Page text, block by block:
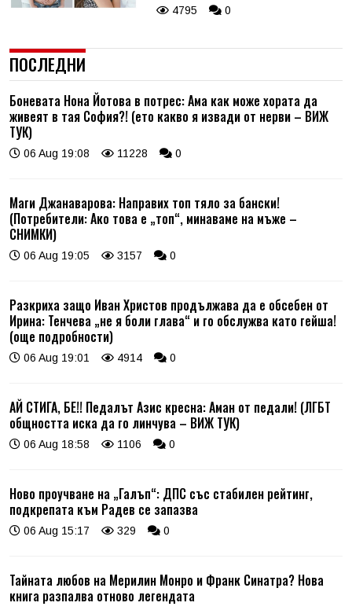
4795 0
ПОСЛЕДНИ
Боневата Нона Йотова в потрес: Ама как може хората да
живеят в тая София?! (ето какво я извади от нерви – ВИЖ
ТУК)
06 Aug 19:08 11228 0
Маги Джанаварова: Направих топ тяло за бански!
(Потребители: Ако това е „топ“, минаваме на мъже –
СНИМКИ)
06 Aug 19:05 3157 0
Разкриха защо Иван Христов продължава да е обсебен от
Ирина: Тенчева „не я боли глава“ и го обслужва като гейша!
(още подробности)
06 Aug 19:01 4914 0
АЙ СТИГА, БЕ!! Педалът Азис кресна: Аман от педали! (ЛГБТ
общността иска да го линчува – ВИЖ ТУК)
06 Aug 18:58 1106 0
Ново проучване на „Галъп“: ДПС със стабилен рейтинг,
подкрепата към Радев се запазва
06 Aug 15:17 329 0
Тайната любов на Мерилин Монро и Франк Синатра? Нова
книга разпалва отново легендата